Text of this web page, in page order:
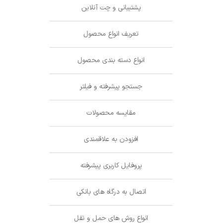
پشتیبانی و چت آنلاین
تعریف انواع محصول
انواع دسته بندی محصول
جستجو پیشرفته و فیلتر
مقایسه محصولات
افزودن به علاقمندی
پروفایل کاربری پیشرفته
اتصال به درگاه های بانکی
انواع روش های حمل و نقل